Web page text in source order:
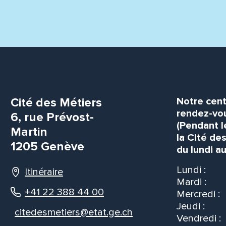
Cité des Métiers
6, rue Prévost-
Martin
1205 Genève
Itinéraire
+41 22 388 44 00
citedesmetiers@etat.ge.ch
Notre
rendez-
(Pendant
la Cité
du lundi
Lundi :
Mardi :
Mercredi :
Jeudi :
Vendredi :